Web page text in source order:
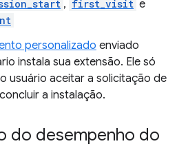
, first_visit e
personalizado enviado
instala sua extensão. Ele só
usuário aceitar a solicitação de
a instalação.
do desempenho do